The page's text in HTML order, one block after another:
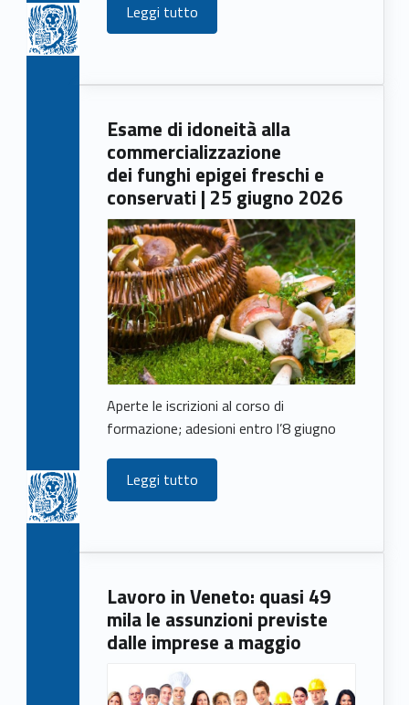
Leggi tutto
Esame di idoneità alla
commercializzazione
dei funghi epigei freschi e
conservati | 25 giugno 2026
Aperte le iscrizioni al corso di
formazione; adesioni entro l’8 giugno
Leggi tutto
Lavoro in Veneto: quasi 49
mila le assunzioni previste
dalle imprese a maggio